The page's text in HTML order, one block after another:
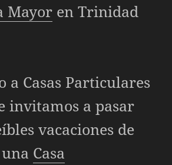
Mayor en Trinidad
a Casas Particulares
invitamos a pasar
vacaciones de
Casa